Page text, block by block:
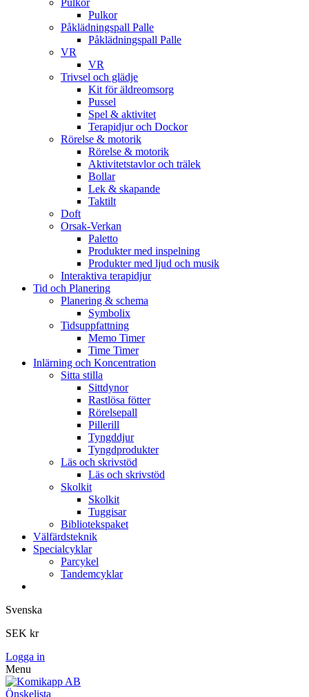
Pulkor
Påklädningspall Palle
Påklädningspall Palle
VR
VR
Trivsel och glädje
Kit för äldreomsorg
Pussel
Spel & aktivitet
Terapidjur och Dockor
Rörelse & motorik
Rörelse & motorik
Aktivitetstavlor och trälek
Bollar
Lek & skapande
Taktilt
Doft
Orsak-Verkan
Paletto
Produkter med inspelning
Produkter med ljud och musik
Interaktiva terapidjur
Tid och Planering
Planering & schema
Symbolix
Tidsuppfattning
Memo Timer
Time Timer
Inlärning och Koncentration
Sitta stilla
Sittdynor
Rastlösa fötter
Rörelsepall
Pillerill
Tyngddjur
Tyngdprodukter
Läs och skrivstöd
Läs och skrivstöd
Skolkit
Skolkit
Tuggisar
Bibliotekspaket
Välfärdsteknik
Specialcyklar
Parcykel
Tandemcyklar
Svenska
SEK kr
Logga in
Menu
Önskelista